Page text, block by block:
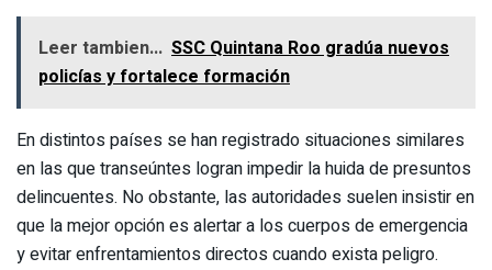
Leer tambien... SSC Quintana Roo gradúa nuevos
policías y fortalece formación
En distintos países se han registrado situaciones similares
en las que transeúntes logran impedir la huida de presuntos
delincuentes. No obstante, las autoridades suelen insistir en
que la mejor opción es alertar a los cuerpos de emergencia
y evitar enfrentamientos directos cuando exista peligro.